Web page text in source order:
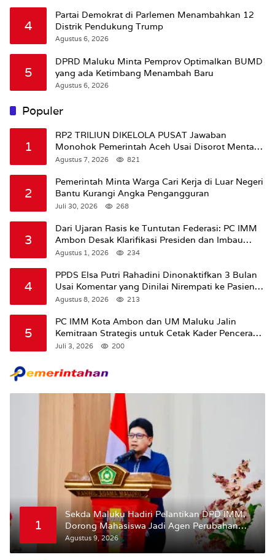
4
Partai Demokrat di Parlemen Menambahkan 12
Distrik Pendukung Trump
Agustus 6, 2026
5
DPRD Maluku Minta Pemprov Optimalkan BUMD
yang ada Ketimbang Menambah Baru
Agustus 6, 2026
Populer
1
RP2 TRILIUN DIKELOLA PUSAT Jawaban
Monohok Pemerintah Aceh Usai Disorot Mentan
Amran Soal Dana Pertanian
Agustus 7, 2026 821
2
Pemerintah Minta Warga Cari Kerja di Luar Negeri
Bantu Kurangi Angka Pengangguran
Juli 30, 2026 268
3
Dari Ujaran Rasis ke Tuntutan Federasi: PC IMM
Ambon Desak Klarifikasi Presiden dan Imbau
Tunda Pengibaran Bendera Merah Putih Di
Agustus 1, 2026 234
4
PPDS Elsa Putri Rahadini Dinonaktifkan 3 Bulan
Usai Komentar yang Dinilai Nirempati ke Pasien
BPJS
Agustus 8, 2026 213
5
PC IMM Kota Ambon dan UM Maluku Jalin
Kemitraan Strategis untuk Cetak Kader Pencerah
Bangsa “Membangun Peradaban dari Kampus”
Juli 3, 2026 200
1
Sekda Maluku Hadiri Pelantikan DPD IMM,
Dorong Mahasiswa Jadi Agen Perubahan
dan Mitra Strategis Pemerintah
Agustus 9, 2026